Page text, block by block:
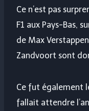
Ce n’est pas
F1 aux Pays-Bas,
de Max
Zandvoort sont
Ce fut également
fallait attendre